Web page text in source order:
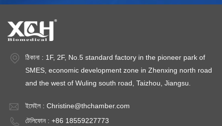
ঠিকানা : 1F, 2F, No.5 standard factory in the pioneer park of
SMES, economic development zone in Zhenxing north road
and the west of Wuling south road, Taizhou, Jiangsu.
ইমেইল : Christine@thchamber.com
টেলিফোন : +86 18559227773